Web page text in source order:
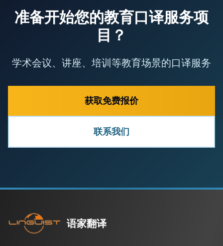
准备开始您的教育口译服务项
目？
学术会议、讲座、培训等教育场景的口译服务
获取免费报价
联系我们
语家翻译